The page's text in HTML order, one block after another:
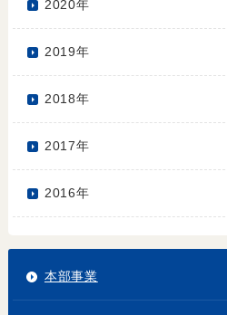
2020年
2019年
2018年
2017年
2016年
本部事業